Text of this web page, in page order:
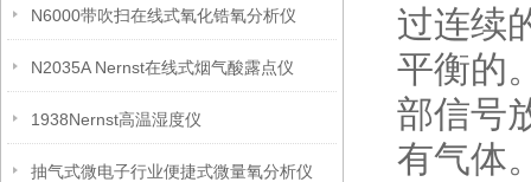
N6000带吹扫在线式氧化锆氧分析仪
N2035A Nernst在线式烟气酸露点仪
1938Nernst高温湿度仪
抽气式微电子行业便捷式微量氧分析仪
过连续
平衡的
部信号
有气体